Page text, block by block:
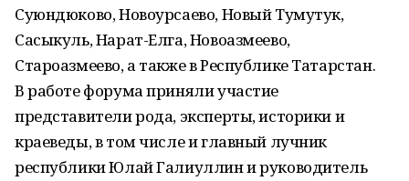
Суюндюково, Новоурсаево, Новый Тумутук,
Сасыкуль, Нарат-Елга, Новоазмеево,
Староазмеево, а также в Республике Татарстан.
В работе форума приняли участие
представители рода, эксперты, историки и
краеведы, в том числе и главный лучник
республики Юлай Галиуллин и руководитель